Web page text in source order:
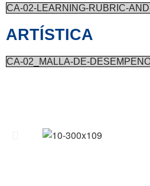
CA-02-LEARNING-RUBRIC-
ARTÍSTICA
CA-02_MALLA-DE-